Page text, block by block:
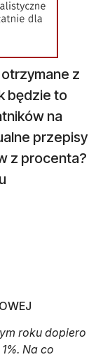
z
będzie to
na
przepisy
z procenta?
roku dopiero
Na co